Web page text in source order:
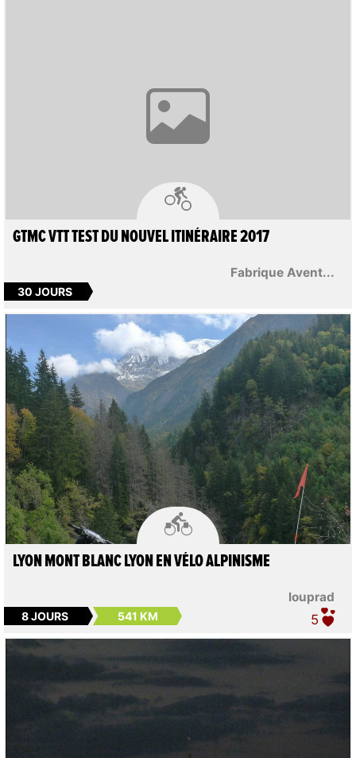

Fabrique Avent...
GTMC VTT TEST DU NOUVEL ITINÉRAIRE 2017
30 JOURS

louprad
LYON MONT BLANC LYON EN VÉLO ALPINISME
8 JOURS 541 KM 5